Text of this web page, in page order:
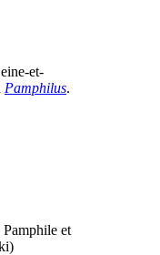
et-
Pamphilus.
et